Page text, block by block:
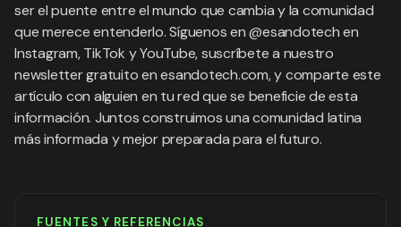
ser el puente entre el mundo que cambia y la comunidad
que merece entenderlo. Síguenos en @esandotech en
Instagram, TikTok y YouTube, suscríbete a nuestro
newsletter gratuito en esandotech.com, y comparte este
artículo con alguien en tu red que se beneficie de esta
información. Juntos construimos una comunidad latina
más informada y mejor preparada para el futuro.
FUENTES Y REFERENCIAS